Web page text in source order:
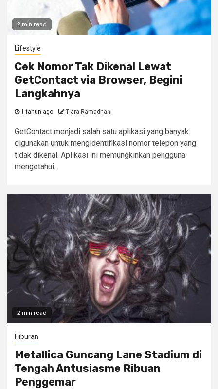
2 min read
Lifestyle
Cek Nomor Tak Dikenal Lewat
GetContact via Browser, Begini
Langkahnya
1 tahun ago Tiara Ramadhani
GetContact menjadi salah satu aplikasi yang banyak
digunakan untuk mengidentifikasi nomor telepon yang
tidak dikenal. Aplikasi ini memungkinkan pengguna
mengetahui...
2 min read
Hiburan
Metallica Guncang Lane Stadium di
Tengah Antusiasme Ribuan
Penggemar